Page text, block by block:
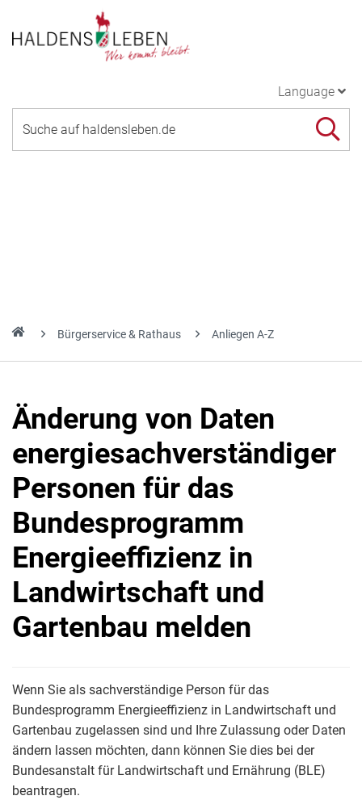
Language
Bürgerservice & Rathaus Anliegen A-Z
Änderung von Daten
energiesachverständiger
Personen für das
Bundesprogramm
Energieeffizienz in
Landwirtschaft und
Gartenbau melden
Wenn Sie als sachverständige Person für das
Bundesprogramm Energieeffizienz in Landwirtschaft und
Gartenbau zugelassen sind und Ihre Zulassung oder Daten
ändern lassen möchten, dann können Sie dies bei der
Bundesanstalt für Landwirtschaft und Ernährung (BLE)
beantragen.